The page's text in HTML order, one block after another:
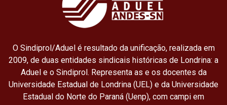
O Sindiprol/Aduel é resultado da unificação, realizada em
2009, de duas entidades sindicais históricas de Londrina: a
Aduel e o Sindiprol. Representa as e os docentes da
Universidade Estadual de Londrina (UEL) e da Universidade
Estadual do Norte do Paraná (Uenp), com campi em